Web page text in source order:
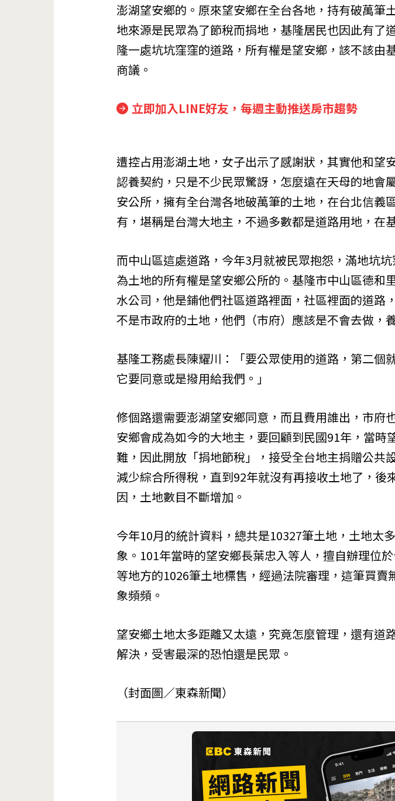
澎湖望安鄉的。原來望安鄉在全台各地，持有破萬筆
地來源是民眾為了節稅而捐地，基隆居民也因此有了
隆一處坑坑窪窪的道路，所有權是望安鄉，該不該由
商議。
立即加入LINE好友，每週主動推送房市趨勢
遭控占用澎湖土地，女子出示了感謝狀，其實他和望
認養契約，只是不少民眾驚訝，怎麼遠在天母的地會
安公所，擁有全台灣各地破萬筆的土地，在台北信義
有，堪稱是台灣大地主，不過多數都是道路用地，在
而中山區這處道路，今年3月就被民眾抱怨，滿地坑
為土地的所有權是望安鄉公所的。基隆市中山區德和
水公司，他是鋪他們社區道路裡面，社區裡面的道路
不是市政府的土地，他們（市府）應該是不會去做，
基隆工務處長陳耀川：「要公眾使用的道路，第二個
它要同意或是撥用給我們。」
修個路還需要澎湖望安鄉同意，而且費用誰出，市府
安鄉會成為如今的大地主，要回顧到民國91年，當時
難，因此開放「捐地節稅」，接受全台地主捐贈公共
減少綜合所得稅，直到92年就沒有再接收土地了，後
因，土地數目不斷增加。
今年10月的統計資料，總共是10327筆土地，土地太
象。101年當時的望安鄉長葉忠入等人，擅自辦理位
等地方的1026筆土地標售，經過法院審理，這筆買賣
象頻頻。
望安鄉土地太多距離又太遠，究竟怎麼管理，還有道
解決，受害最深的恐怕還是民眾。
（封面圖／東森新聞）